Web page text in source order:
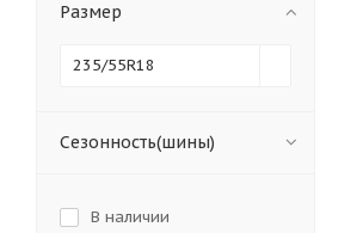
Размер
235/55R18
Сезонность(шины)
В наличии